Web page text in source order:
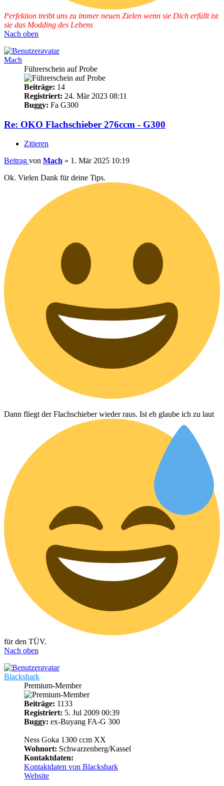
Perfektion treibt uns zu immer neuen Zielen wenn sie Dich erfüllt ist
sie das Modding des Lebens
Nach oben
Mach
Führerschein auf Probe
Beiträge: 14
Registriert: 24. Mär 2023 08:11
Buggy: Fa G300
Re: OKO Flachschieber 276ccm - G300
Zitieren
Beitrag von Mach » 1. Mär 2025 10:19
Ok. Vielen Dank für deine Tips.
Dann fliegt der Flachschieber wieder raus. Ist eh glaube ich zu laut
für den TÜV.
Nach oben
Blackshark
Premium-Member
Beiträge: 1133
Registriert: 5. Jul 2009 00:39
Buggy: ex-Buyang FA-G 300
Ness Goka 1300 ccm XX
Wohnort: Schwarzenberg/Kassel
Kontaktdaten:
Kontaktdaten von Blackshark
Website